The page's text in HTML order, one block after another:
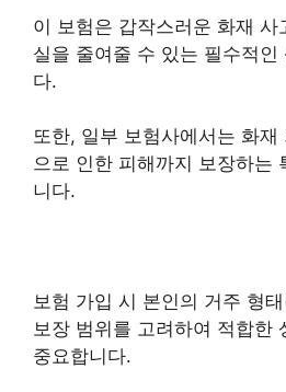
이 보험은 갑작스러운 화재 사
실을 줄여줄 수 있는 필수적인
다.
또한, 일부 보험사에서는 화
으로 인한 피해까지 보장하는
니다.
보험 가입 시 본인의 거주 형
보장 범위를 고려하여 적합한
중요합니다.